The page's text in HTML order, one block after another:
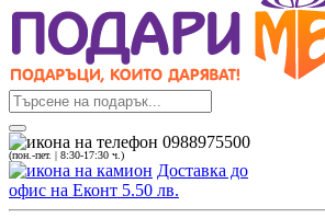
0988975500
(пон.-пет. | 8:30-17:30 ч.)
Доставка до
офис на Еконт 5.50 лв.